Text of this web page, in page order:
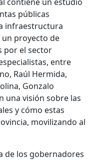
públicas
infraestructura
proyecto de
por el sector
entre
Raúl Hermida,
Gonzalo
una visión sobre las
y cómo estas
movilizando al
de los gobernadores